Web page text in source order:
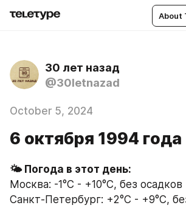
About
30 лет назад
@30letnazad
October 5, 2024
6 октября 1994 года
Москва: -1°C - +10°C, без осадков
Санкт-Петербург: +2°C - +9°C,